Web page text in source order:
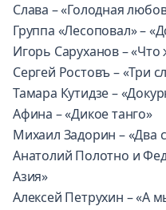
Слава – «Голодная
Группа «Лесоповал» –
Игорь Саруханов –
Сергей Ростовъ – «Три
Тамара Кутидзе –
Афина – «Дикое танго»
Михаил Задорин – «Два
Анатолий Полотно и
Азия»
Алексей Петрухин – «А